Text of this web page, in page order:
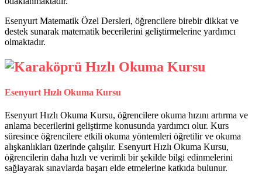
Esenyurt Matematik Özel Dersleri, öğrencilere birebir dikkat ve
destek sunarak matematik becerilerini geliştirmelerine yardımcı
olmaktadır.
Esenyurt Hızlı Okuma Kursu
Esenyurt Hızlı Okuma Kursu, öğrencilere okuma hızını artırma ve
anlama becerilerini geliştirme konusunda yardımcı olur. Kurs
süresince öğrencilere etkili okuma yöntemleri öğretilir ve okuma
alışkanlıkları üzerinde çalışılır. Esenyurt Hızlı Okuma Kursu,
öğrencilerin daha hızlı ve verimli bir şekilde bilgi edinmelerini
sağlayarak sınavlarda başarı elde etmelerine katkıda bulunur.